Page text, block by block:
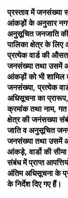
प्रस्ताव में जनसंख्या
आंकड़ों के अनुसार
अनुसूचित जनजाति
पालिका क्षेत्र के
प्रत्येक वार्ड की
जनसंख्या तथा उसमें
आंकड़ों को भी शामिल
जनसंख्या, प्रत्येक
अधिसूचना का प्रारूप,
क्रमांक तथा नाम,
क्षेत्र की जनंसख्या
जाति व अनुसूचित
जनसंख्या तथा उसमें
आंकड़े, वार्डो की
संबंध में प्राप्त
अंतिम अधिसूचना के
के निर्देश दिए गए हैं।